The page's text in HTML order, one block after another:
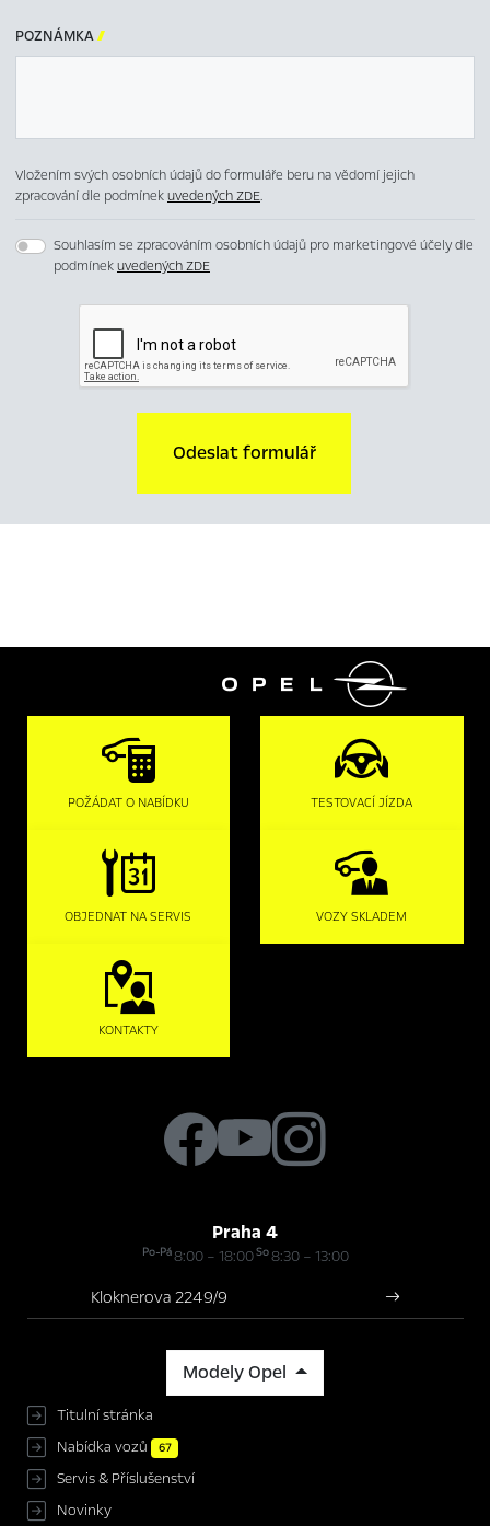
POZNÁMKA
Vložením svých osobních údajů do formuláře beru na vědomí jejich
zpracování dle podmínekuvedených ZDE.
Souhlasím se zpracováním osobních údajů pro marketingové účely dle
podmínekuvedených ZDE
Odeslat formulář

POŽÁDAT O NABÍDKU TESTOVACÍ JÍZDA
OBJEDNAT NA SERVIS VOZY SKLADEM
KONTAKTY
Praha 4
Po-Pá8:00 – 18:00So8:30 – 13:00
Kloknerova 2249/9
Modely Opel
Titulní stránka
Nabídka vozů
67
Servis & Příslušenství
Novinky